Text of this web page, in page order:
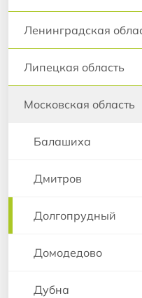
Ленинградская
Липецкая область
Московская область
Балашиха
Дмитров
Долгопрудный
Домодедово
Дубна